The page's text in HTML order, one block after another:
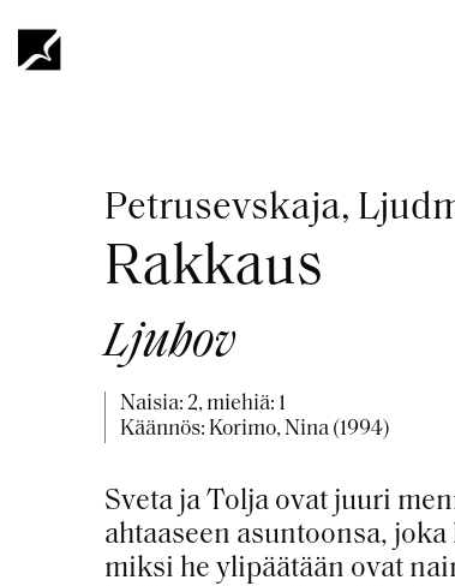
pääsisältöön
Petrusevskaja,
Rakkaus
Ljubov
Naisia: 2, miehiä: 1
Käännös: Korimo, Nina (1994)
Sveta ja Tolja ovat juuri
ahtaaseen asuntoonsa,
miksi he ylipäätään ovat